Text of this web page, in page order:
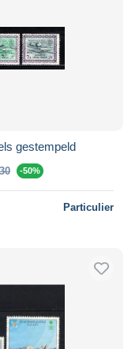
gestempeld
-50%
Particulier